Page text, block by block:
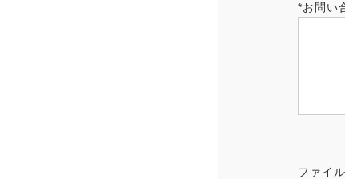
*お問い
ファイ